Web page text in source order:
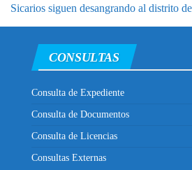
Sicarios siguen desangrando al distrito
CONSULTAS
Consulta de Expediente
Consulta de Documentos
Consulta de Licencias
Consultas Externas